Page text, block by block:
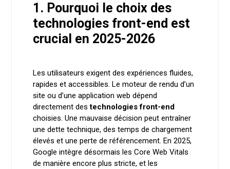
1. Pourquoi le choix des
technologies front-end est
crucial en 2025-2026
Les utilisateurs exigent des expériences fluides,
rapides et accessibles. Le moteur de rendu d’un
site ou d’une application web dépend
directement destechnologies front-end
choisies. Une mauvaise décision peut entraîner
une dette technique, des temps de chargement
élevés et une perte de référencement. En 2025,
Google intègre désormais les Core Web Vitals
de manière encore plus stricte, et les